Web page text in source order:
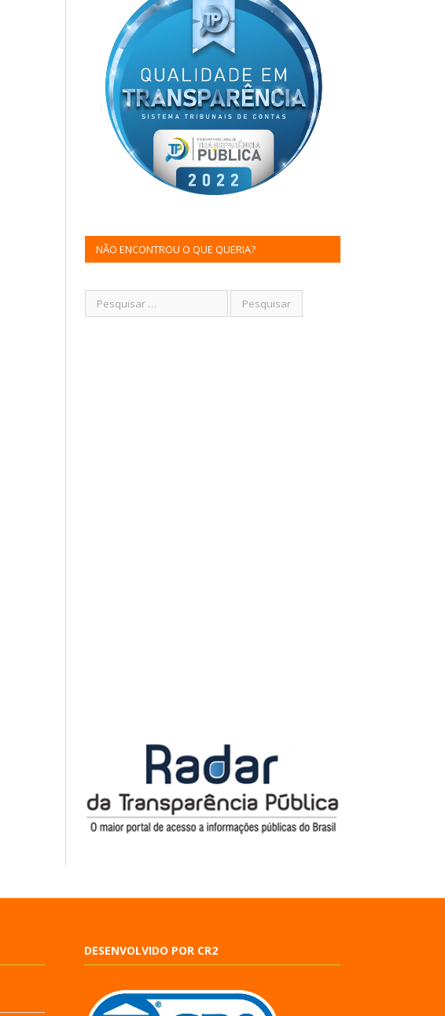
NÃO ENCONTROU O QUE QUERIA?
DESENVOLVIDO POR CR2